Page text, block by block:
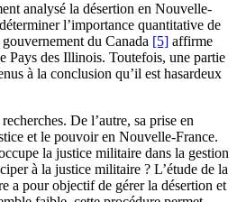
analysé la désertion en Nouvelle-
l’importance quantitative de
du Canada [5] affirme
Pays des Illinois. Toutefois, une partie
à la conclusion qu’il est hasardeux
De l’autre, sa prise en
et le pouvoir en Nouvelle-France.
la justice militaire dans la gestion
à la justice militaire ? L’étude de la
a pour objectif de gérer la désertion et